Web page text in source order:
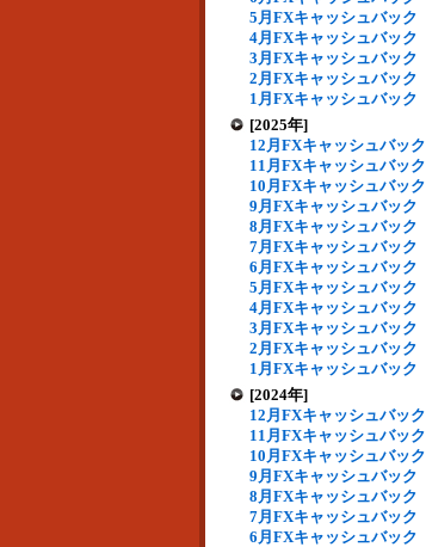
5月FXキャッシュバック
4月FXキャッシュバック
3月FXキャッシュバック
2月FXキャッシュバック
1月FXキャッシュバック
[2025年]
12月FXキャッシュバック
11月FXキャッシュバック
10月FXキャッシュバック
9月FXキャッシュバック
8月FXキャッシュバック
7月FXキャッシュバック
6月FXキャッシュバック
5月FXキャッシュバック
4月FXキャッシュバック
3月FXキャッシュバック
2月FXキャッシュバック
1月FXキャッシュバック
[2024年]
12月FXキャッシュバック
11月FXキャッシュバック
10月FXキャッシュバック
9月FXキャッシュバック
8月FXキャッシュバック
7月FXキャッシュバック
6月FXキャッシュバック